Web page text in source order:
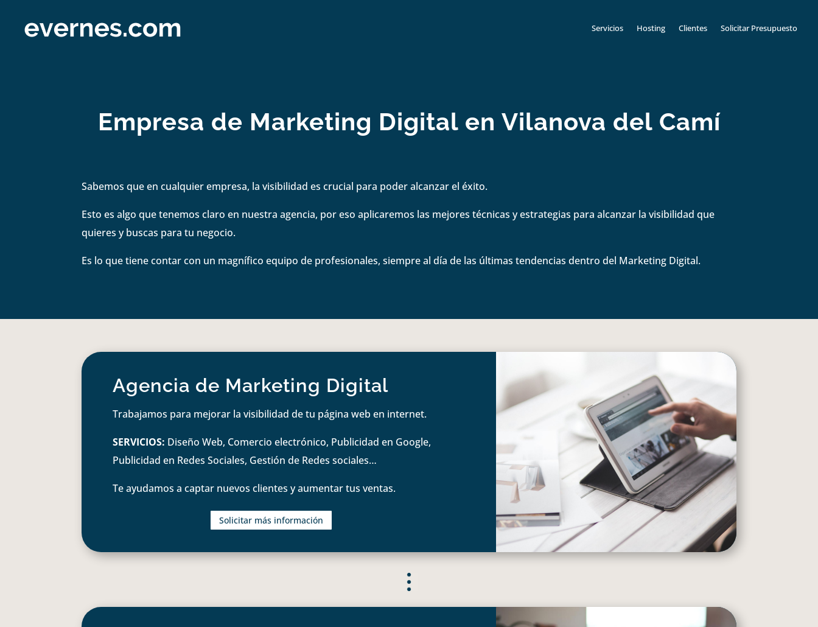
Servicios Hosting Clientes Solicitar Presupuesto
Empresa de Marketing Digital en Vilanova del Camí
Sabemos que en cualquier empresa, la visibilidad es crucial para poder alcanzar el éxito.
Esto es algo que tenemos claro en nuestra agencia, por eso aplicaremos las mejores técnicas y estrategias para alcanzar la visibilidad que
quieres y buscas para tu negocio.
Es lo que tiene contar con un magnífico equipo de profesionales, siempre al día de las últimas tendencias dentro del Marketing Digital.
Agencia de Marketing Digital
Trabajamos para mejorar la visibilidad de tu página web en internet.
SERVICIOS: Diseño Web, Comercio electrónico, Publicidad en Google,
Publicidad en Redes Sociales, Gestión de Redes sociales…
Te ayudamos a captar nuevos clientes y aumentar tus ventas.
Solicitar más información